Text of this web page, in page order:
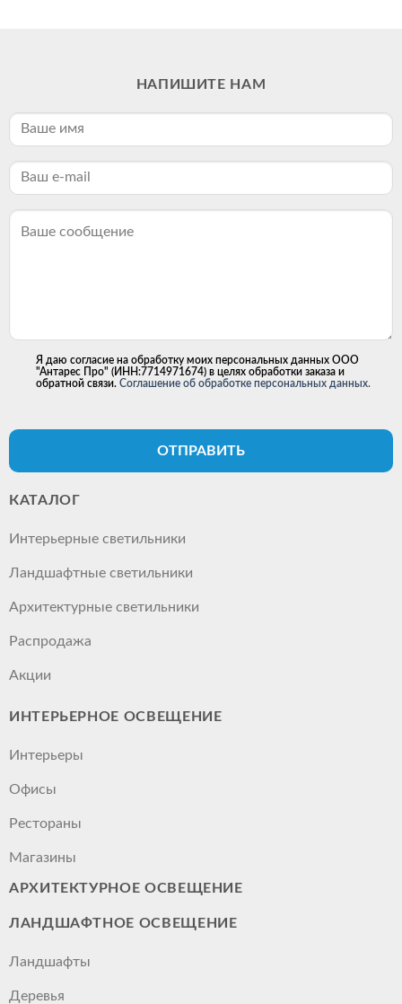
НАПИШИТЕ НАМ
Я даю согласие на обработку моих персональных данных ООО
"Антарес Про" (ИНН:7714971674) в целях обработки заказа и
обратной связи. Соглашение об обработке персональных данных.
ОТПРАВИТЬ
КАТАЛОГ
Интерьерные светильники
Ландшафтные светильники
Архитектурные светильники
Распродажа
Акции
ИНТЕРЬЕРНОЕ ОСВЕЩЕНИЕ
Интерьеры
Офисы
Рестораны
Магазины
АРХИТЕКТУРНОЕ ОСВЕЩЕНИЕ
ЛАНДШАФТНОЕ ОСВЕЩЕНИЕ
Ландшафты
Деревья